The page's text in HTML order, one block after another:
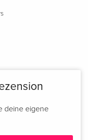
deine eigene